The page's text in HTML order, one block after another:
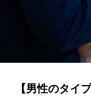
【男性のタイ